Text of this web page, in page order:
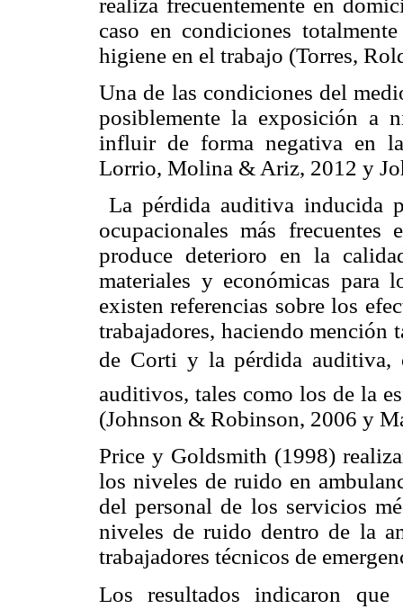
caso en condiciones
higiene en el trabajo (Torres,
Una de las condiciones del
posiblemente la exposición a
influir de forma negativa en
Lorrio, Molina & Ariz, 2012 y
La pérdida auditiva inducida
ocupacionales más frecuentes
produce deterioro en la
materiales y económicas para
existen referencias sobre los
trabajadores, haciendo mención
de Corti y la pérdida auditiva,
auditivos, tales como los de la
(Johnson & Robinson, 2006 y
Price y Goldsmith (1998)
los niveles de ruido en
del personal de los servicios
niveles de ruido dentro de la
trabajadores técnicos de
Los resultados indicaron